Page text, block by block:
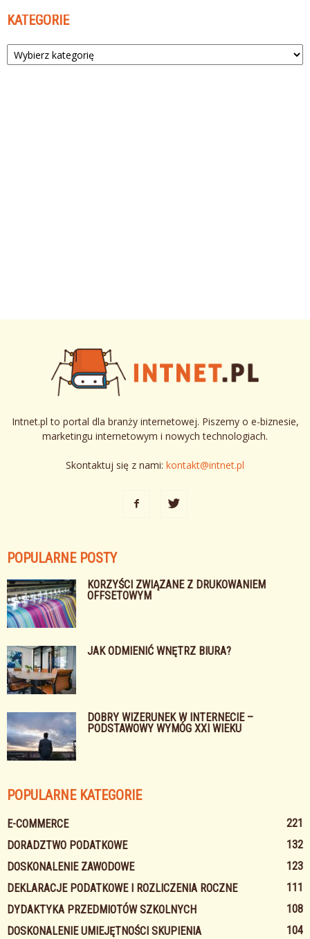
KATEGORIE
Kategorie
Intnet.pl to portal dla branży internetowej. Piszemy o e-biznesie,
marketingu internetowym i nowych technologiach.
Skontaktuj się z nami: kontakt@intnet.pl
POPULARNE POSTY
KORZYŚCI ZWIĄZANE Z DRUKOWANIEM
OFFSETOWYM
JAK ODMIENIĆ WNĘTRZ BIURA?
DOBRY WIZERUNEK W INTERNECIE –
PODSTAWOWY WYMÓG XXI WIEKU
POPULARNE KATEGORIE
E-COMMERCE
221
DORADZTWO PODATKOWE
132
DOSKONALENIE ZAWODOWE
123
DEKLARACJE PODATKOWE I ROZLICZENIA ROCZNE
111
DYDAKTYKA PRZEDMIOTÓW SZKOLNYCH
108
DOSKONALENIE UMIEJĘTNOŚCI SKUPIENIA
104